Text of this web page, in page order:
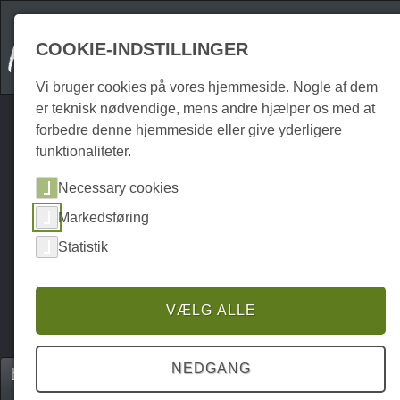
Home
Ferielejligheder
P0097UW00063
COOKIE-INDSTILLINGER
Vi bruger cookies på vores hjemmeside. Nogle af dem
er teknisk nødvendige, mens andre hjælper os med at
forbedre denne hjemmeside eller give yderligere
funktionaliteter.
Necessary cookies
Markedsføring
Statistik
VÆLG ALLE
NEDGANG